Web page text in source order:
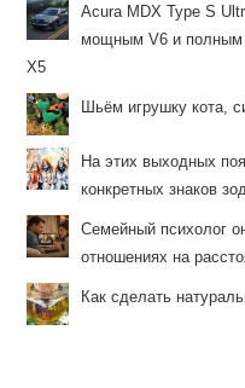
Acura MDX Type S
мощным V6 и полным
X5
Шьём игрушку кота,
На этих выходных
конкретных знаков
Семейный психолог
отношениях на
Как сделать